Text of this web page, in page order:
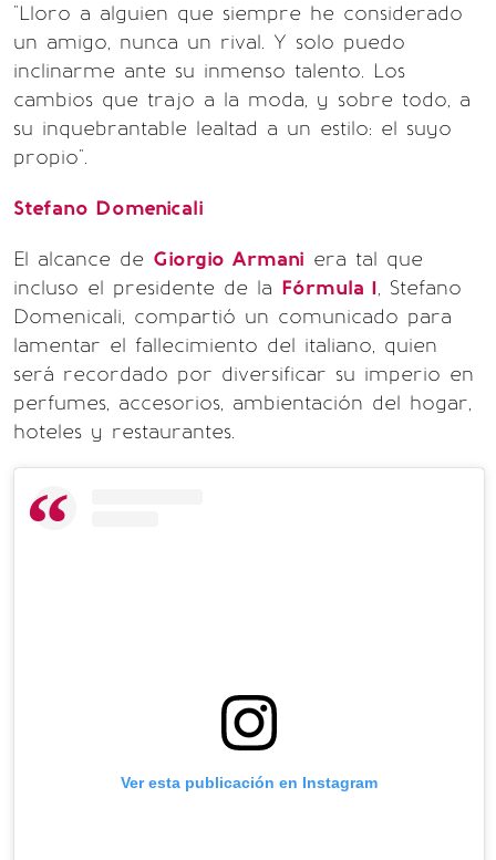
"Lloro a alguien que siempre he considerado
un amigo, nunca un rival. Y solo puedo
inclinarme ante su inmenso talento. Los
cambios que trajo a la moda, y sobre todo, a
su inquebrantable lealtad a un estilo: el suyo
propio".
Stefano Domenicali
El alcance de Giorgio Armani era tal que
incluso el presidente de la Fórmula 1, Stefano
Domenicali, compartió un comunicado para
lamentar el fallecimiento del italiano, quien
será recordado por diversificar su imperio en
perfumes, accesorios, ambientación del hogar,
hoteles y restaurantes.
Ver esta publicación en Instagram